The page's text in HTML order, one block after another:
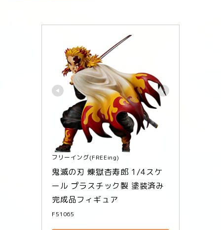
フリーイング(FREEing)
鬼滅の刃 煉獄杏寿郎 1/4スケ
ール プラスチック製 塗装済み
完成品フィギュア
F51065